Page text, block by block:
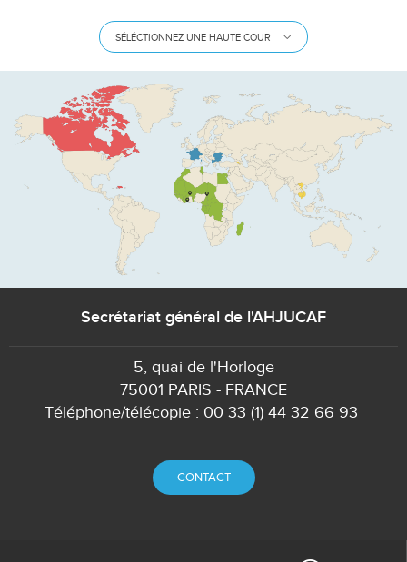
SÉLÉCTIONNEZ UNE HAUTE COUR
Secrétariat général de l'AHJUCAF
5, quai de l'Horloge
75001 PARIS - FRANCE
Téléphone/télécopie : 00 33 (1) 44 32 66 93
CONTACT